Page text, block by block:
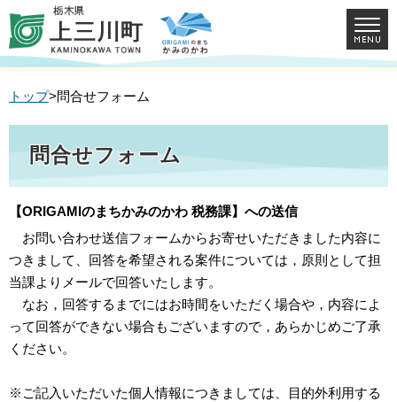
トップ>問合せフォーム
問合せフォーム
【ORIGAMIのまちかみのかわ 税務課】への送信
お問い合わせ送信フォームからお寄せいただきました内容に
つきまして、回答を希望される案件については，原則として担
当課よりメールで回答いたします。
なお，回答するまでにはお時間をいただく場合や，内容によ
って回答ができない場合もございますので，あらかじめご了承
ください。
※ご記入いただいた個人情報につきましては、目的外利用する